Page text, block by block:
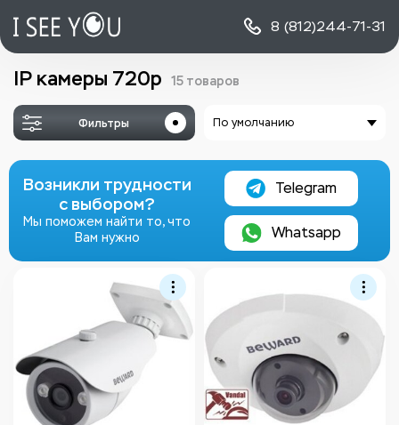
8 (812)244-71-31
IP камеры 720p 15 товаров
Фильтры По умолчанию
Возникли трудности
с выбором?
Мы поможем найти то, что
Вам нужно
Telegram
Whatsapp